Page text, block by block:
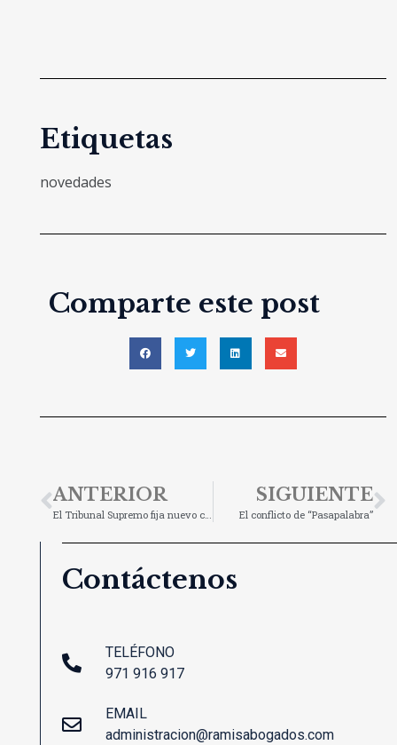
Etiquetas
novedades
Comparte este post
ANTERIOR
El Tribunal Supremo fija nuevo criterio sobre la cláusula del vencimiento anticipado
SIGUIENTE
El conflicto de “Pasapalabra”
Contáctenos
TELÉFONO
971 916 917
EMAIL
administracion@ramisabogados.com